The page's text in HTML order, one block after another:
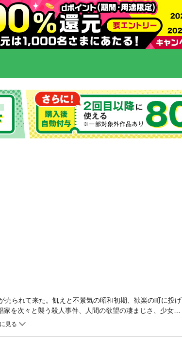
られて来た。飢えと不景気の昭和初期、歓楽の町に投げ
を次々と襲う殺人事件、人間の欲望の凄まじさ、少女の
ろなく描かれる、江戸川乱歩賞受賞の傑作推理長編。●山